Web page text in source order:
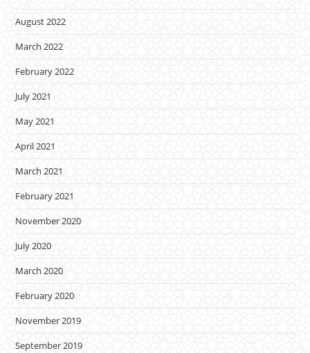
August 2022
March 2022
February 2022
July 2021
May 2021
April 2021
March 2021
February 2021
November 2020
July 2020
March 2020
February 2020
November 2019
September 2019